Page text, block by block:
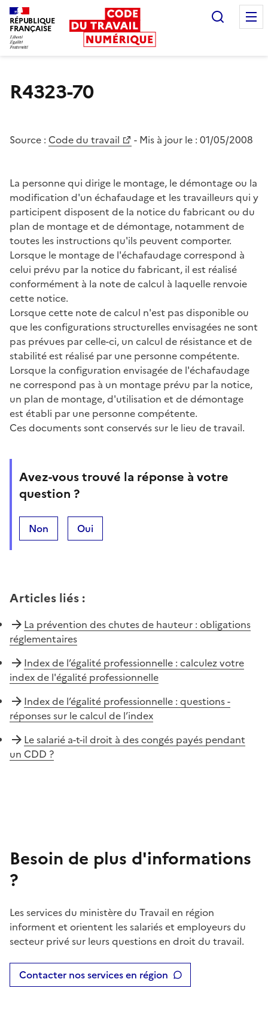
RÉPUBLIQUE
FRANÇAISE
R4323-70
Source : Code du travail - Mis à jour le : 01/05/2008
La personne qui dirige le montage, le démontage ou la
modification d'un échafaudage et les travailleurs qui y
participent disposent de la notice du fabricant ou du
plan de montage et de démontage, notamment de
toutes les instructions qu'ils peuvent comporter.
Lorsque le montage de l'échafaudage correspond à
celui prévu par la notice du fabricant, il est réalisé
conformément à la note de calcul à laquelle renvoie
cette notice.
Lorsque cette note de calcul n'est pas disponible ou
que les configurations structurelles envisagées ne sont
pas prévues par celle-ci, un calcul de résistance et de
stabilité est réalisé par une personne compétente.
Lorsque la configuration envisagée de l'échafaudage
ne correspond pas à un montage prévu par la notice,
un plan de montage, d'utilisation et de démontage
est établi par une personne compétente.
Ces documents sont conservés sur le lieu de travail.
Avez-vous trouvé la réponse à votre
question ?
Non Oui
Articles liés :
La prévention des chutes de hauteur : obligations
réglementaires
Index de l’égalité professionnelle : calculez votre
index de l'égalité professionnelle
Index de l’égalité professionnelle : questions -
réponses sur le calcul de l’index
Le salarié a-t-il droit à des congés payés pendant
un CDD ?
Besoin de plus d'informations
?
Les services du ministère du Travail en région
informent et orientent les salariés et employeurs du
secteur privé sur leurs questions en droit du travail.
Contacter nos services en région